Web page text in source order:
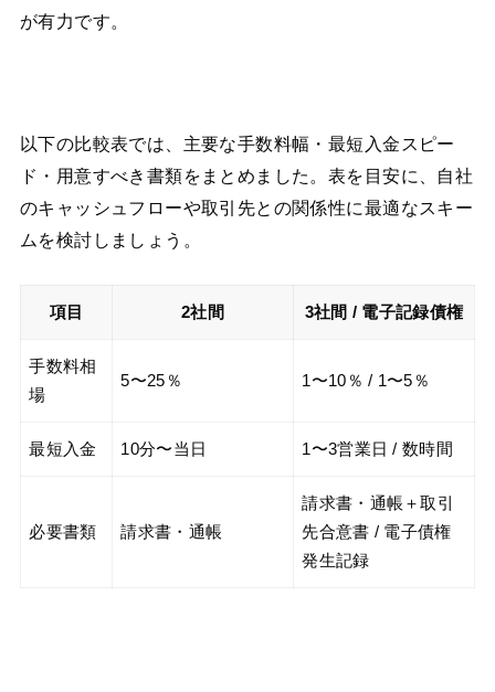
が有力です。
以下の比較表では、主要な手数料幅・最短入金スピー
ド・用意すべき書類をまとめました。表を目安に、自社
のキャッシュフローや取引先との関係性に最適なスキー
ムを検討しましょう。
項目 2社間 3社間 / 電子記録債権
手数料相
場
5〜25％ 1〜10％ / 1〜5％
最短入金 10分〜当日 1〜3営業日 / 数時間
必要書類 請求書・通帳
請求書・通帳＋取引
先合意書 / 電子債権
発生記録